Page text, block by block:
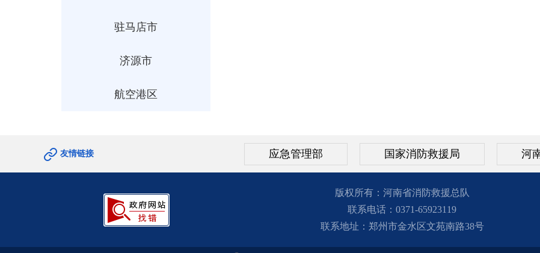
驻马店市
济源市
航空港区
友情链接 应急管理部 国家消防救援局 河
版权所有：河南省消防救援总队
联系电话：0371-65923119
联系地址：郑州市金水区文苑南路38号